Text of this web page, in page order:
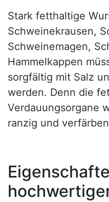
Stark fetthaltige
Schweinekrausen,
Schweinemagen,
Hammelkappen
sorgfältig mit Salz
werden. Denn die
Verdauungsorgane
ranzig und